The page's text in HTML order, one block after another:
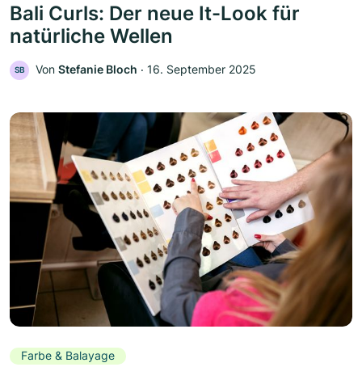
Bali Curls: Der neue It-Look für
natürliche Wellen
SB Von Stefanie Bloch ‧ 16. September 2025
Farbe & Balayage